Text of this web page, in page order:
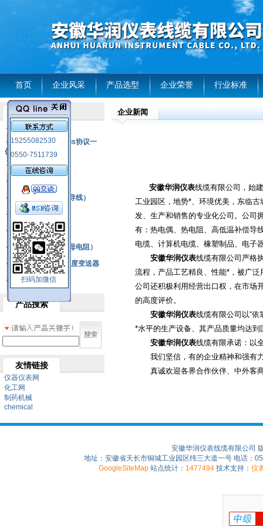
首页 企业风采 产品选型 企业荣誉 行业标准
15255082530
0550-7511739
扫码加微信
产品列表
风电温度传感器
RS485通讯modbus协议一
体化现场智能仪表
热电偶
热电偶补偿电缆（导线）
振动传感器
热电阻
铂热电阻元件（云母电阻）
SBW系列一体化温度变送器
双金属温度计
产品搜索
友情链接
仪器仪表网
化工网
制药机械
chemical
企业新闻
安徽华润仪表线缆有限公司，始
工业园区，地势*、环境优美，东临
发、生产和销售的专业化公司。公司
有：热电偶、热电阻、高低温补偿导
电缆、计算机电缆、橡塑制品、电子
安徽华润仪表线缆有限公司严格
流程，产品工艺精良、性能*，被广
公司还积极利用经营出口权，在市场
的高度评价。
安徽华润仪表线缆有限公司以“依
*水平的生产设备、其产品质量均达
安徽华润仪表线缆有限承诺：以
我们坚信，有的企业精神和强有力
真诚欢迎各界合作伙伴、中外客商
安徽华润仪表线缆有限公司
地址：安徽省天长市铜城工业园区纬三大道一号 电话：
GoogleSiteMap 站点统计： 1477494 技术支持： 仪